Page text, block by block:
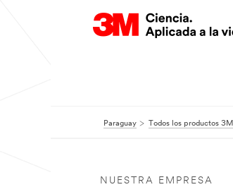
Paraguay Todos los productos 3M
NUESTRA EMPRESA